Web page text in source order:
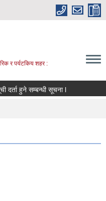
र पर्यटकिय शहर :
सेवा खरिद कार्यका लागि सूची दर्ता हुने सम्बन्धी सूचना l